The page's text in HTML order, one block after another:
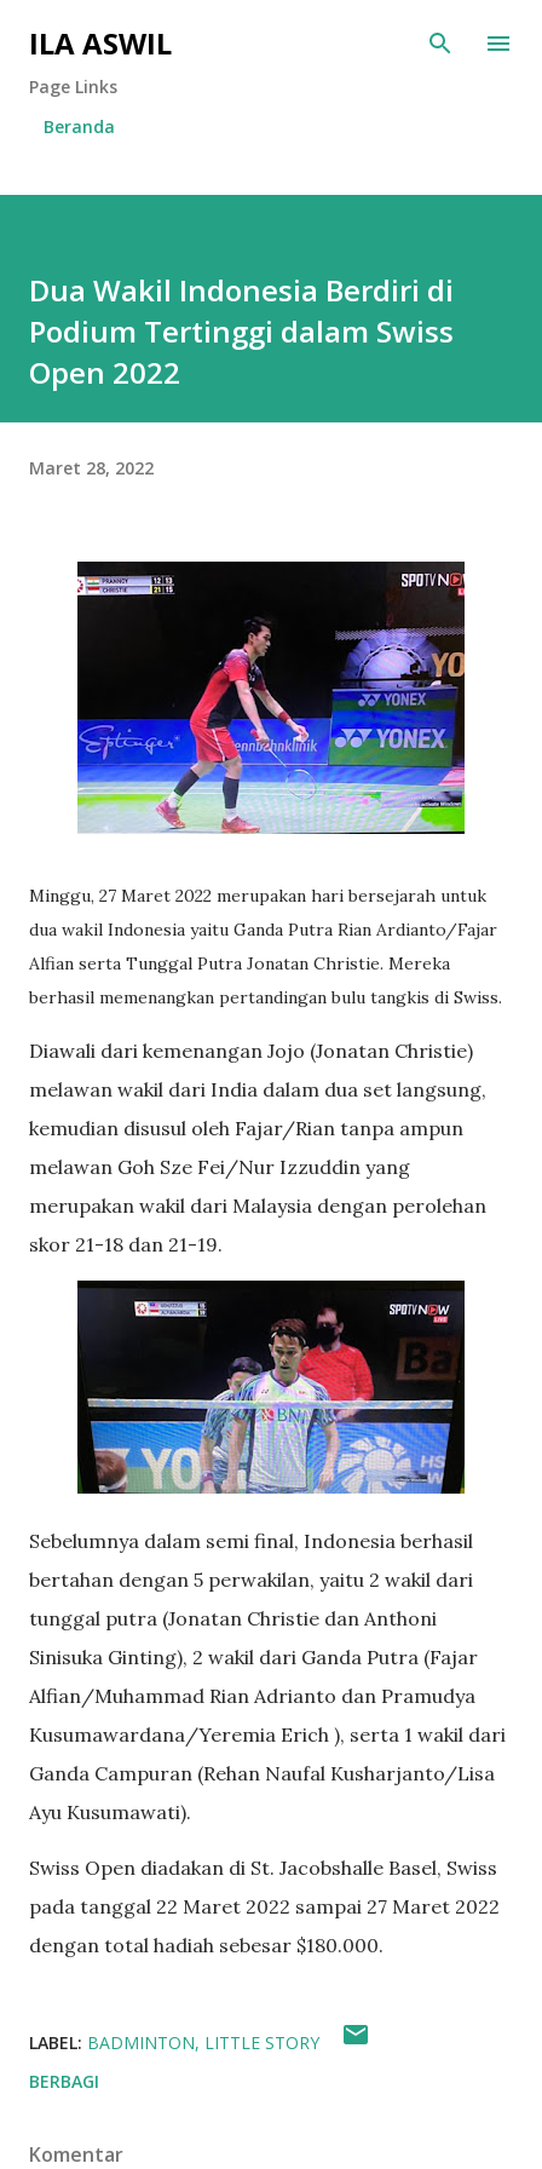
Langsung ke konten utama
ILA ASWIL
Page Links
Beranda
Dua Wakil Indonesia Berdiri di
Podium Tertinggi dalam Swiss
Open 2022
Maret 28, 2022
Minggu, 27 Maret 2022 merupakan hari bersejarah untuk
dua wakil Indonesia yaitu Ganda Putra Rian Ardianto/Fajar
Alfian serta Tunggal Putra Jonatan Christie. Mereka
berhasil memenangkan pertandingan bulu tangkis di Swiss.
Diawali dari kemenangan Jojo (Jonatan Christie)
melawan wakil dari India dalam dua set langsung,
kemudian disusul oleh Fajar/Rian tanpa ampun
melawan Goh Sze Fei/Nur Izzuddin yang
merupakan wakil dari Malaysia dengan perolehan
skor 21-18 dan 21-19.
Sebelumnya dalam semi final, Indonesia berhasil
bertahan dengan 5 perwakilan, yaitu 2 wakil dari
tunggal putra (Jonatan Christie dan Anthoni
Sinisuka Ginting), 2 wakil dari Ganda Putra (Fajar
Alfian/Muhammad Rian Adrianto dan Pramudya
Kusumawardana/Yeremia Erich ), serta 1 wakil dari
Ganda Campuran (Rehan Naufal Kusharjanto/Lisa
Ayu Kusumawati).
Swiss Open diadakan di St. Jacobshalle Basel, Swiss
pada tanggal 22 Maret 2022 sampai 27 Maret 2022
dengan total hadiah sebesar $180.000.
LABEL: BADMINTON LITTLE STORY
BERBAGI
Komentar